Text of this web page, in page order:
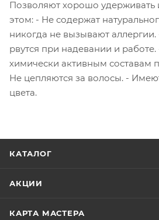
Позволяют хорошо удерживать
этом: - Не содержат
никогда не вызывают
рвутся при надевании и
химически активным составам
Не цепляются за волосы. -
цвета.
КАТАЛОГ
АКЦИИ
КАРТА МАСТЕРА